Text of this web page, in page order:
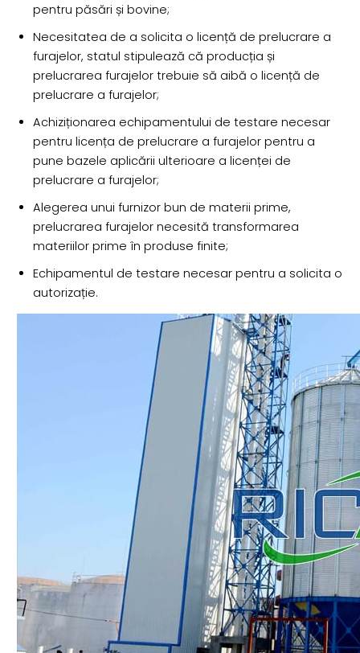
pentru păsări și bovine;
Necesitatea de a solicita o licență de prelucrare a
furajelor, statul stipulează că producția și
prelucrarea furajelor trebuie să aibă o licență de
prelucrare a furajelor;
Achiziționarea echipamentului de testare necesar
pentru licența de prelucrare a furajelor pentru a
pune bazele aplicării ulterioare a licenței de
prelucrare a furajelor;
Alegerea unui furnizor bun de materii prime,
prelucrarea furajelor necesită transformarea
materiilor prime în produse finite;
Echipamentul de testare necesar pentru a solicita o
autorizație.